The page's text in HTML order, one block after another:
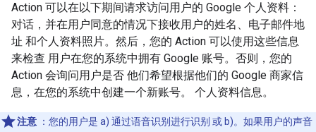
Action 可以在以下期间请求访问用户的 Google 个人资料：
对话，并在用户同意的情况下接收用户的姓名、电子邮件地
址 和个人资料照片。然后，您的 Action 可以使用这些信息
来检查 用户在您的系统中拥有 Google 账号。否则，您的
Action 会询问用户是否 他们希望根据他们的 Google 商家信
息，在您的系统中创建一个新账号。 个人资料信息。
注意 ：您的用户是 a) 通过语音识别进行识别 或 b)。如果用户的声音